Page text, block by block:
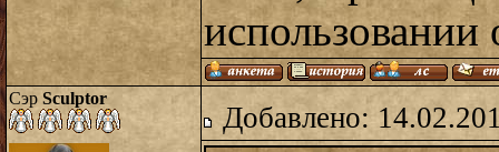
использовании
Сэр Sculptor
Добавлено: